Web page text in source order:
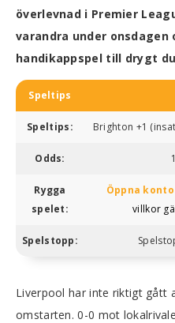
överlevnad i Premier
varandra under
handikappspel till drygt
Speltips
Speltips: Brighton +1
Odds:
Rygga
spelet:
Öppna
villkor
Spelstopp:
Liverpool har inte riktigt gått
omstarten. 0-0 mot